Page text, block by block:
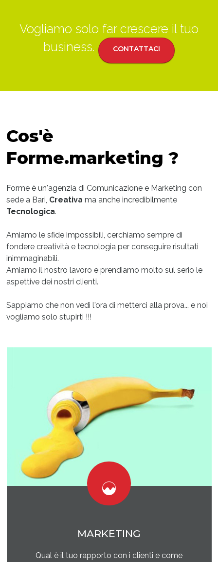
Vogliamo solo far crescere il tuo
business.
CONTATTACI
Cos'è
Forme.marketing ?
Forme è un'agenzia di Comunicazione e Marketing con
sede a Bari, Creativa ma anche incredibilmente
Tecnologica.
Amiamo le sfide impossibili, cerchiamo sempre di
fondere creatività e tecnologia per conseguire risultati
inimmaginabili.
Amiamo il nostro lavoro e prendiamo molto sul serio le
aspettive dei nostri clienti.
Sappiamo che non vedi l'ora di metterci alla prova... e noi
vogliamo solo stupirti !!!
MARKETING
Qual è il tuo rapporto con i clienti e come